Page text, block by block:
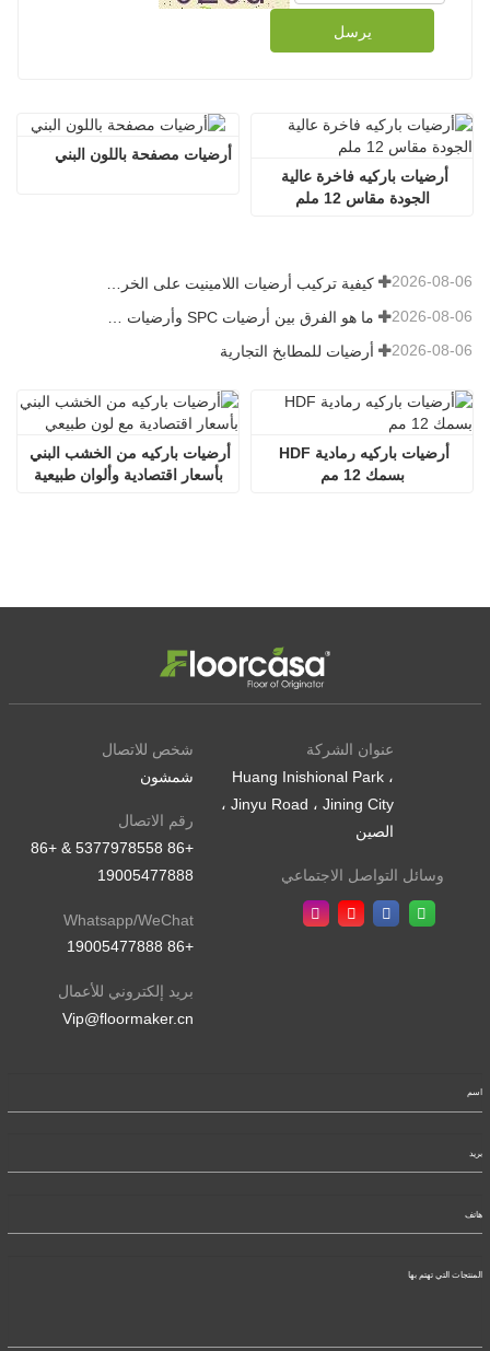
يرسل
أرضيات مصفحة باللون البني
الجودة مقاس 12 ملم
2026-08-06
2026-08-06
أرضيات للمطابخ التجارية 2026-08-06
بأسعار اقتصادية وألوان طبيعية
بسمك 12 مم
شخص للاتصال
شمشون
رقم الاتصال
+86 5377978558 & +86
19005477888
Whatsapp/WeChat
+86 19005477888
بريد إلكتروني للأعمال
Vip@floormaker.cn
عنوان الشركة
Huang Inishional Park ،
Jinyu Road ، Jining City ،
الصين
وسائل التواصل الاجتماعي